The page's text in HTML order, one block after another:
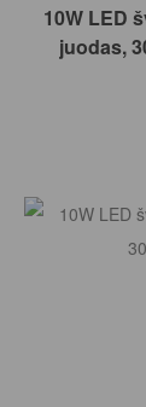
10W LED
juodas,